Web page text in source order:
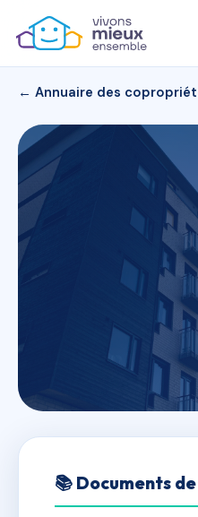
← Annuaire des
99, RUE ND
📚 Documents